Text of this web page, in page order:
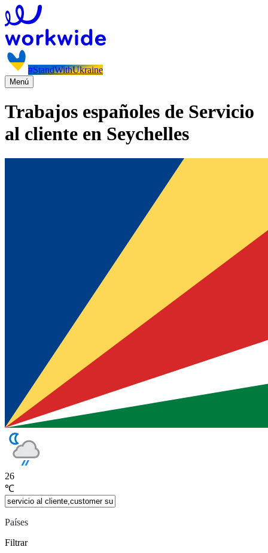
#StandWithUkraine
Menú
Trabajos españoles de Servicio
al cliente en Seychelles
26
℃
Países
Filtrar